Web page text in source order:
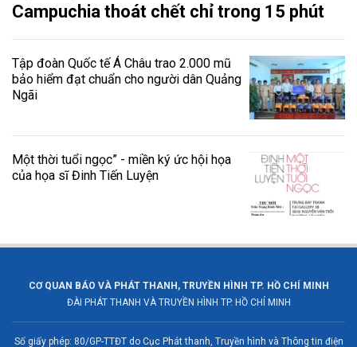
Campuchia thoát chết chỉ trong 15 phút
Tập đoàn Quốc tế Á Châu trao 2.000 mũ
bảo hiểm đạt chuẩn cho người dân Quảng
Ngãi
Một thời tuổi ngọc” - miền ký ức hội họa
của họa sĩ Đinh Tiến Luyện
CƠ QUAN BÁO VÀ PHÁT THANH, TRUYỀN HÌNH TP. HỒ CHÍ MINH
ĐÀI PHÁT THANH VÀ TRUYỀN HÌNH TP. HỒ CHÍ MINH
Số giấy phép: 80/GP-TTĐT do Cục Phát thanh, Truyền hình và Thông tin điện